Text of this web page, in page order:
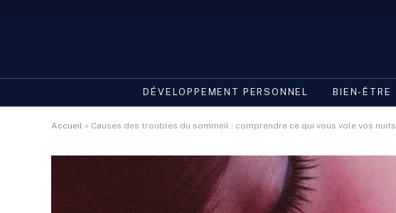
DÉVELOPPEMENT PERSONNEL BIEN-ÊTRE
Accueil » Causes des troubles du sommeil : comprendre ce qui vous vole vos nuits